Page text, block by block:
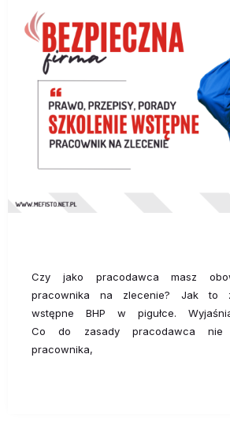
Czy jako pracodawca masz
pracownika na zlecenie? Jak to
wstępne BHP w pigułce.
Co do zasady pracodawca nie
pracownika,